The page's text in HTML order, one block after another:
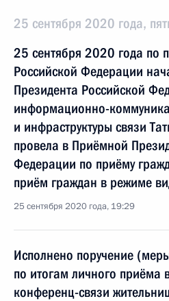
25 сентября 2020 года,
25 сентября 2020 года по
Российской Федерации
Президента Российской
информационно-
и инфраструктуры связи
провела в Приёмной
Федерации по приёму
приём граждан в режиме
25 сентября 2020 года, 19:29
Исполнено поручение
по итогам личного приёма
конференц-связи